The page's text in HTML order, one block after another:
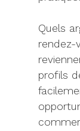
Quels
rendez-
profils